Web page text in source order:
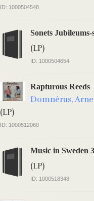
ID: 1000504548
Sonets Jubileums-
(LP)
ID: 1000504654
Rapturous Reeds
Domnérus,
(LP)
ID: 1000512060
Music in Sweden
(LP)
ID: 1000518348